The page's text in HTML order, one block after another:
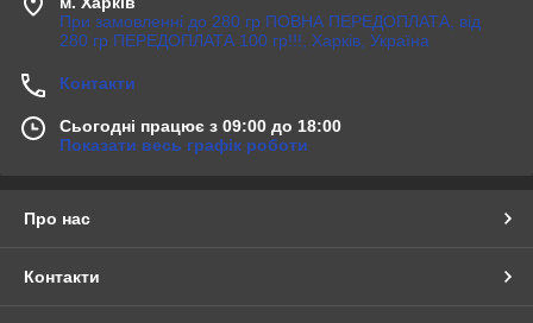
При замовленні до 280 гр ПОВНА ПЕРЕДОПЛАТА, від
280 гр ПЕРЕДОПЛАТА 100 гр!!!, Харків, Україна
Контакти
Сьогодні працює з 09:00 до 18:00
Показати весь графік роботи
Про нас
Контакти